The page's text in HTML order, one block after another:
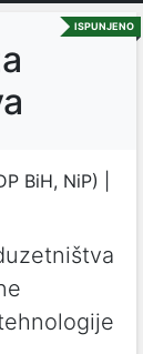
ISPUNJENO
BiH, NiP) |